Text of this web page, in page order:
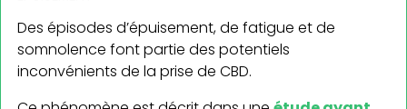
Des épisodes d’épuisement, de fatigue et de
somnolence font partie des potentiels
inconvénients de la prise de CBD.